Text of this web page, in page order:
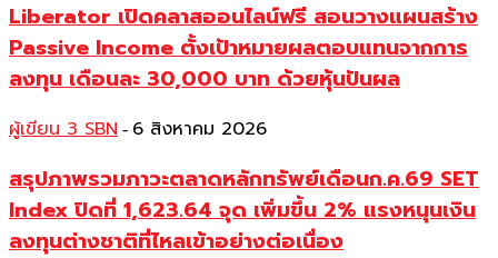
Liberator เปิดคลาสออนไลน์ฟรี สอนวางแผนสร้าง
Passive Income ตั้งเป้าหมายผลตอบแทนจากการ
ลงทุน เดือนละ 30,000 บาท ด้วยหุ้นปันผล
ผู้เขียน 3 SBN - 6 สิงหาคม 2026
สรุปภาพรวมภาวะตลาดหลักทรัพย์เดือนก.ค.69 SET
Index ปิดที่ 1,623.64 จุด เพิ่มขึ้น 2% แรงหนุนเงิน
ลงทุนต่างชาติที่ไหลเข้าอย่างต่อเนื่อง